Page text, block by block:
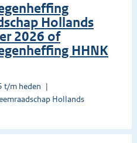
Hollands
2026 of
HHNK
t/m heden
Hollands